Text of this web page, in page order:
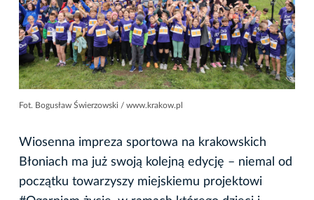
Fot. Bogusław Świerzowski / www.krakow.pl
Wiosenna impreza sportowa na krakowskich
Błoniach ma już swoją kolejną edycję – niemal od
początku towarzyszy miejskiemu projektowi